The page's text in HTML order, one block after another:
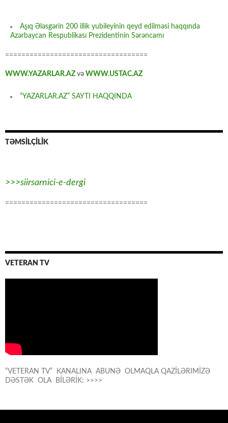
Aşıq Ələsgərin 200 illik yubileyinin qeyd edilməsi haqqında
Azərbaycan Respublikası Prezidentinin Sərəncamı
===================================
WWW.YAZARLAR.AZ və WWW.USTAC.AZ
“YAZARLAR.AZ” SAYTI HAQQINDA
TƏMSİLÇİLİK
>>>siirsarnici-e-dergi
===================================
VETERAN TV
“VETERAN TV” KANALINA ABUNƏ OLMAQLA QAZİLƏRIMİZƏ
DƏSTƏK OLA BİLƏRİK: >>>>